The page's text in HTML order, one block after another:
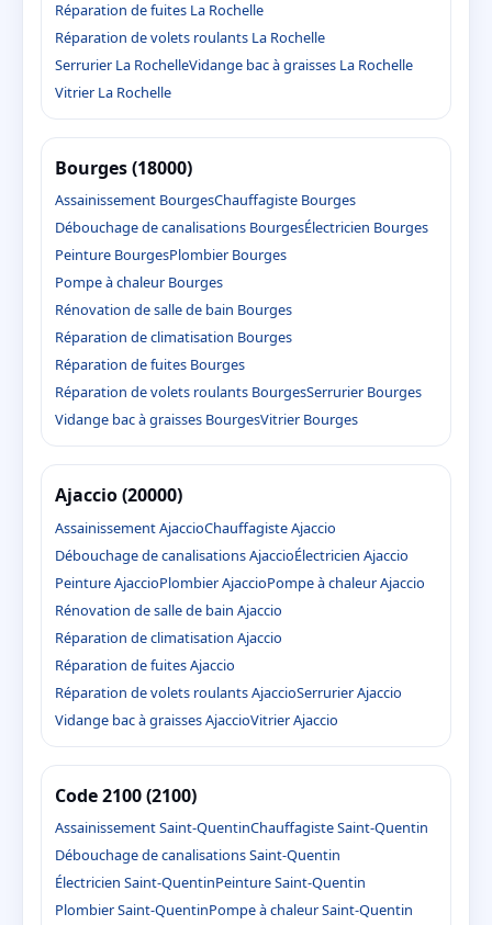
Réparation de fuites La Rochelle
Réparation de volets roulants La Rochelle
Serrurier La RochelleVidange bac à graisses La Rochelle
Vitrier La Rochelle
Bourges (18000)
Assainissement BourgesChauffagiste Bourges
Débouchage de canalisations BourgesÉlectricien Bourges
Peinture BourgesPlombier Bourges
Pompe à chaleur Bourges
Rénovation de salle de bain Bourges
Réparation de climatisation Bourges
Réparation de fuites Bourges
Réparation de volets roulants BourgesSerrurier Bourges
Vidange bac à graisses BourgesVitrier Bourges
Ajaccio (20000)
Assainissement AjaccioChauffagiste Ajaccio
Débouchage de canalisations AjaccioÉlectricien Ajaccio
Peinture AjaccioPlombier AjaccioPompe à chaleur Ajaccio
Rénovation de salle de bain Ajaccio
Réparation de climatisation Ajaccio
Réparation de fuites Ajaccio
Réparation de volets roulants AjaccioSerrurier Ajaccio
Vidange bac à graisses AjaccioVitrier Ajaccio
Code 2100 (2100)
Assainissement Saint-QuentinChauffagiste Saint-Quentin
Débouchage de canalisations Saint-Quentin
Électricien Saint-QuentinPeinture Saint-Quentin
Plombier Saint-QuentinPompe à chaleur Saint-Quentin